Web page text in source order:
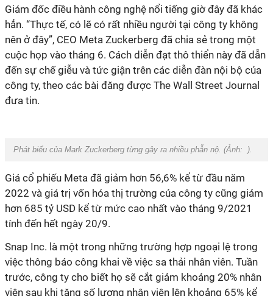
Giám đốc điều hành công nghệ nổi tiếng giờ đây đã khác
hẳn. “Thực tế, có lẽ có rất nhiều người tại công ty không
nên ở đây”, CEO Meta Zuckerberg đã chia sẻ trong một
cuộc họp vào tháng 6. Cách diễn đạt thô thiển này đã dẫn
đến sự chế giễu và tức giận trên các diễn đàn nội bộ của
công ty, theo các bài đăng được The Wall Street Journal
đưa tin.
Phát biểu của Mark Zuckerberg từng gây ra nhiều phẫn nộ. (Ảnh: ).
Giá cổ phiếu Meta đã giảm hơn 56,6% kể từ đầu năm
2022 và giá trị vốn hóa thị trường của công ty cũng giảm
hơn 685 tỷ USD kể từ mức cao nhất vào tháng 9/2021
tính đến hết ngày 20/9.
Snap Inc. là một trong những trường hợp ngoại lệ trong
việc thông báo công khai về việc sa thải nhân viên. Tuần
trước, công ty cho biết họ sẽ cắt giảm khoảng 20% ​​nhân
viên sau khi tăng số lượng nhân viên lên khoảng 65% kể